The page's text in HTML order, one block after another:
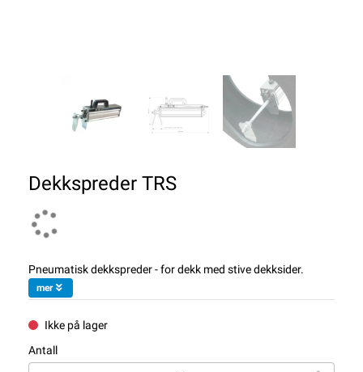
Dekkspreder TRS
Pneumatisk dekkspreder - for dekk med stive dekksider.
mer
Ikke på lager
Antall